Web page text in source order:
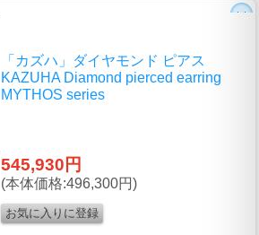
「カズハ」ダイヤモンド ピアス
KAZUHA Diamond pierced earring
MYTHOS series
545,930円
(本体価格:496,300円)